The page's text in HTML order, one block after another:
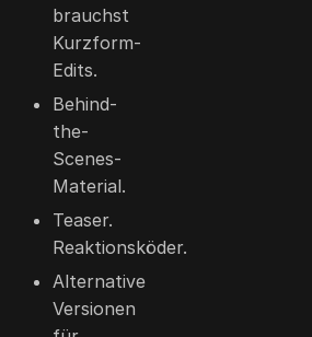
brauchst
Kurzform-
Edits.
Behind-
the-
Scenes-
Material.
Teaser.
Reaktionsköder.
Alternative
Versionen